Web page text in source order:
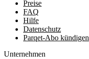
Preise
FAQ
Hilfe
Datenschutz
Parqet-Abo kündigen
Unternehmen